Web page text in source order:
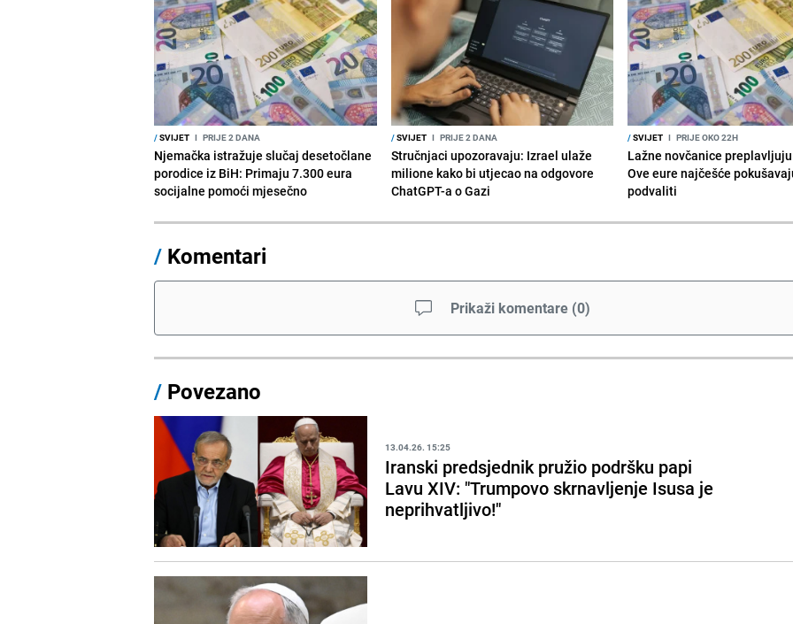
/SVIJET I PRIJE 2 DANA
Njemačka istražuje slučaj desetočlane
porodice iz BiH: Primaju 7.300 eura
socijalne pomoći mjesečno
/SVIJET I PRIJE 2 DANA
Stručnjaci upozoravaju: Izrael ulaže
milione kako bi utjecao na odgovore
ChatGPT-a o Gazi
/SVIJET I PRIJE OKO 22H
Lažne novčanice
Ove eure najčešće
podvaliti
/ Komentari
Prikaži komentare (0)
/ Povezano
13.04.26. 15:25
Iranski predsjednik pružio podršku papi
Lavu XIV: "Trumpovo skrnavljenje Isusa je
neprihvatljivo!"